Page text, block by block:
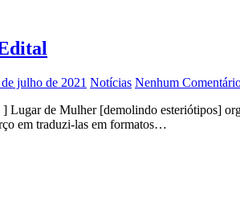
julho de 2021 Notícias Nenhum
Lugar de Mulher [demolindo esteriótipos]
em traduzi-las em formatos…